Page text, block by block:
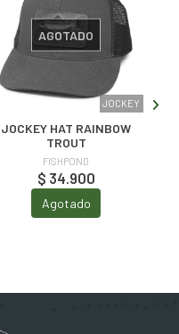
JOCKEY
AGOTADO
JOCKEY HAT RAINBOW
TROUT
FISHPOND
$ 34.900
Agotado